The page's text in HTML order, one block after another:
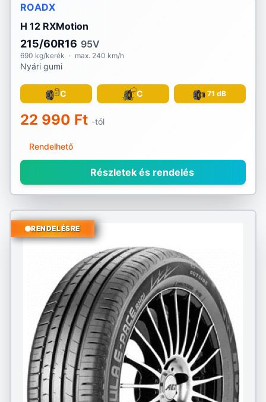
ROADX
H 12 RXMotion
215/60R16 95V
690 kg/kerék · max. 240 km/h
Nyári gumi
C C 71 dB
22 990 Ft -tól
Rendelhető
Részletek és rendelés
RENDELÉSRE